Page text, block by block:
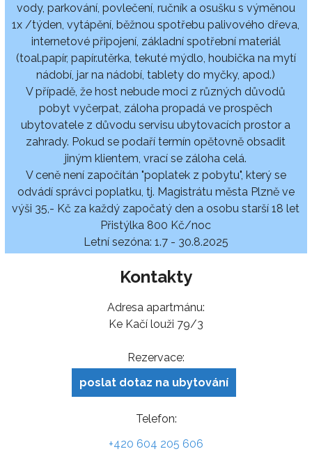
vody, parkování, povlečení, ručník a osušku s výměnou
1x /týden, vytápění, běžnou spotřebu palivového dřeva,
internetové připojení, základní spotřební materiál
(toal.papír, papír.utěrka, tekuté mýdlo, houbička na mytí
nádobí, jar na nádobí, tablety do myčky, apod.)
V případě, že host nebude moci z různých důvodů
pobyt vyčerpat, záloha propadá ve prospěch
ubytovatele z důvodu servisu ubytovacích prostor a
zahrady. Pokud se podaří termín opětovně obsadit
jiným klientem, vrací se záloha celá.
V ceně není započítán "poplatek z pobytu", který se
odvádí správci poplatku, tj. Magistrátu města Plzně ve
výši 35,- Kč za každý započatý den a osobu starší 18 let
Přistýlka 800 Kč/noc
Letní sezóna: 1.7 - 30.8.2025
Kontakty
Adresa apartmánu:
Ke Kačí louži 79/3
Rezervace:
poslat dotaz na ubytování
Telefon:
+420 604 205 606